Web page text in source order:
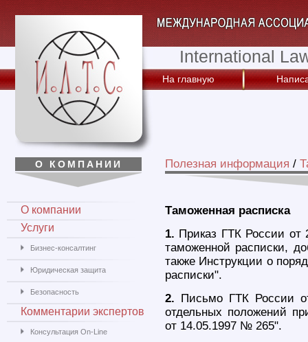
International
На главную
Полезная информация /
Таможенная расписка
1. Приказ ГТК России
таможенной расписки,
также Инструкции о
расписки".
2. Письмо ГТК России
отдельных положений
от 14.05.1997 № 265".
О КОМПАНИИ
О компании
Услуги
Бизнес-консалтинг
Юридическая защита
Безопасность
Комментарии экспертов
Консультация On-Line